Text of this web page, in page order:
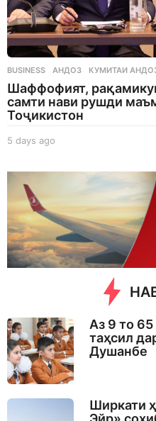
BUSINESS АНДОЗ ,КУМИТАИ
Шаффофият,
самти нави рушди
Тоҷикистон
5 days ago
g
o
Аз 9 то
таҳсил
Душанбе
Ширкати